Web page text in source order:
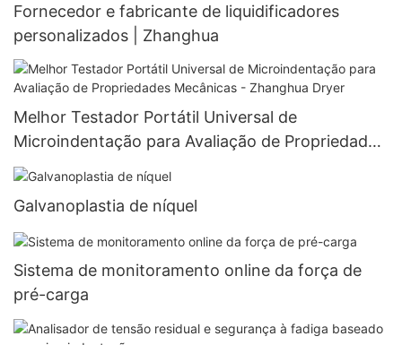
Fornecedor e fabricante de liquidificadores
personalizados | Zhanghua
Melhor Testador Portátil Universal de
Microindentação para Avaliação de Propriedades
Mecânicas - Zhanghua Dryer
Galvanoplastia de níquel
Sistema de monitoramento online da força de
pré-carga